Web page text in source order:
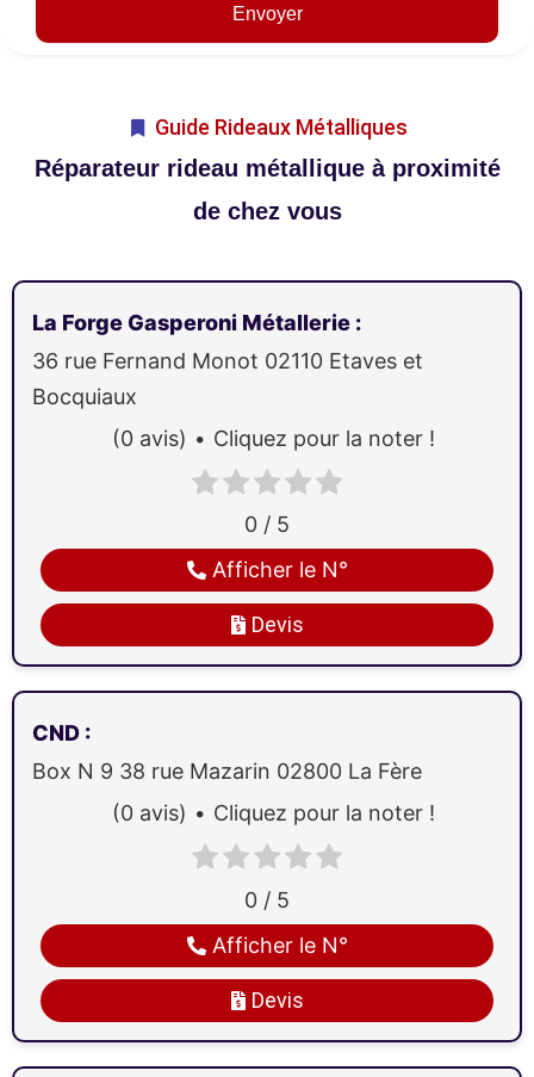
Envoyer
Guide Rideaux Métalliques
Réparateur rideau métallique à proximité
de chez vous
La Forge Gasperoni Métallerie :
36 rue Fernand Monot 02110 Etaves et
Bocquiaux
Devis
Afficher le N°
0 / 5
(0 avis) Cliquez pour la noter !
CND :
Box N 9 38 rue Mazarin 02800 La Fère
Devis
Afficher le N°
0 / 5
(0 avis) Cliquez pour la noter !